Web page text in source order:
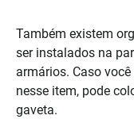
Também existem
ser instalados na
armários. Caso
nesse item, pode
gaveta.